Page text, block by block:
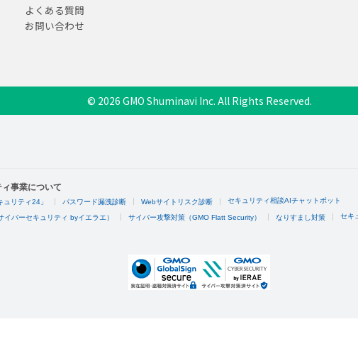
よくある質問
お問い合わせ
© 2026 GMO Shuminavi Inc. All Rights Reserved.